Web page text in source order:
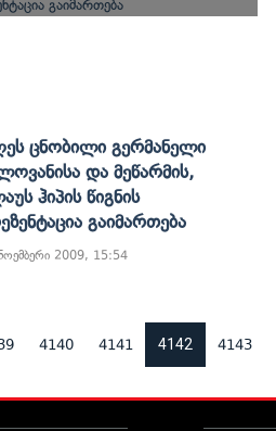
Ცნობილი Გერმანელი
Და Მეწარმის,
Ჰიპის Წიგნის
Გაიმართება
2009, 15:54
4140 4141 4142 4143